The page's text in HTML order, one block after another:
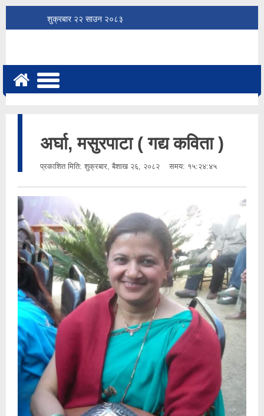
शुक्रबार २२ साउन २०८३
अर्घा, मसुरपाटा ( गद्य कविता )
प्रकाशित मिति: शुक्रबार, बैशाख २६, २०८२ समय: १५:२४:४५